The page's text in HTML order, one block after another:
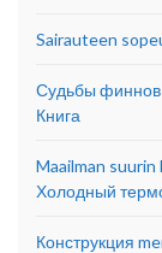
Sairauteen
Судьбы финнов
Книга
Maailman
Холодный
Конструкция